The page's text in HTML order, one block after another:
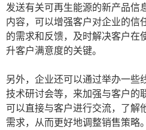
发送有关可再生能源的新产品信
内容，可以增强客户对企业的信
的需求和反馈，及时解决客户在
升客户满意度的关键。
另外，企业还可以通过举办一些
技术研讨会等，来加强与客户的
可以直接与客户进行交流，了解
需求，从而更好地调整销售策略。